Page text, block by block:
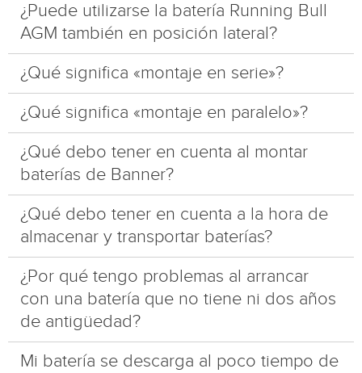
¿Puede utilizarse la batería Running Bull
AGM también en posición lateral?
¿Qué significa «montaje en serie»?
¿Qué significa «montaje en paralelo»?
¿Qué debo tener en cuenta al montar
baterías de Banner?
¿Qué debo tener en cuenta a la hora de
almacenar y transportar baterías?
¿Por qué tengo problemas al arrancar
con una batería que no tiene ni dos años
de antigüedad?
Mi batería se descarga al poco tiempo de